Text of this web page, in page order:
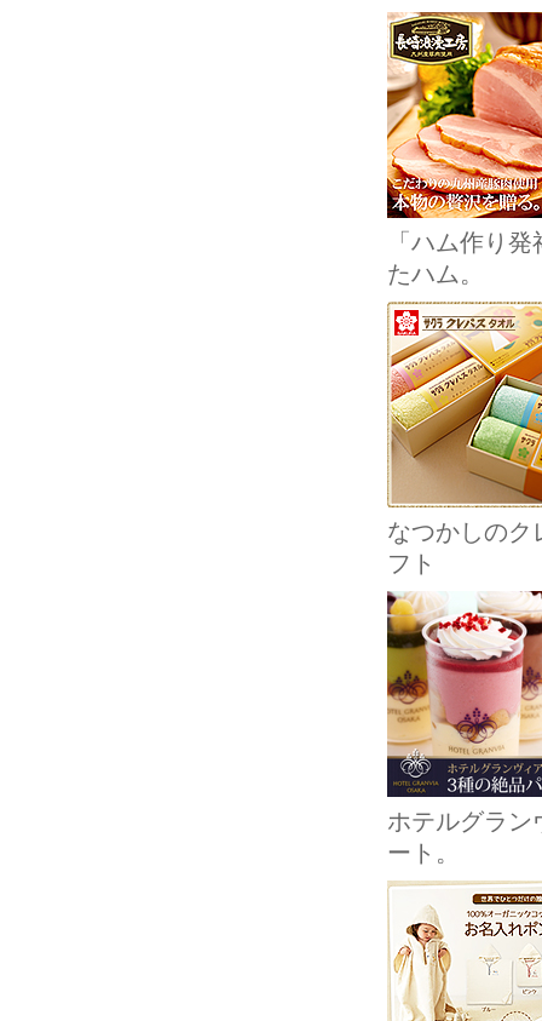
「ハム作り
たハム。
なつかしのク
フト
ホテルグラン
ート。